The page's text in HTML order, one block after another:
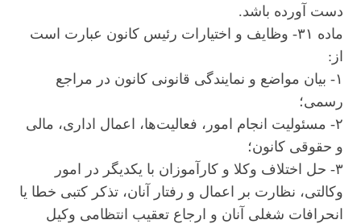
دست آورده باشد.
ماده ۳۱- وظایف و اختیارات رئیس کانون عبارت است
از:
۱- بیان مواضع و نمایندگی قانونی کانون در مراجع
رسمی؛
۲- مسئولیت انجام امور، فعالیت‌ها، اعمال اداری، مالی
و حقوقی کانون؛
۳- حل اختلاف وکلا و کارآموزان با یکدیگر در امور
وکالتی، نظارت بر اعمال و رفتار آنان، تذکر کتبی خطا یا
انحرافات شغلی آنان و ارجاع تعقیب انتظامی وکیل